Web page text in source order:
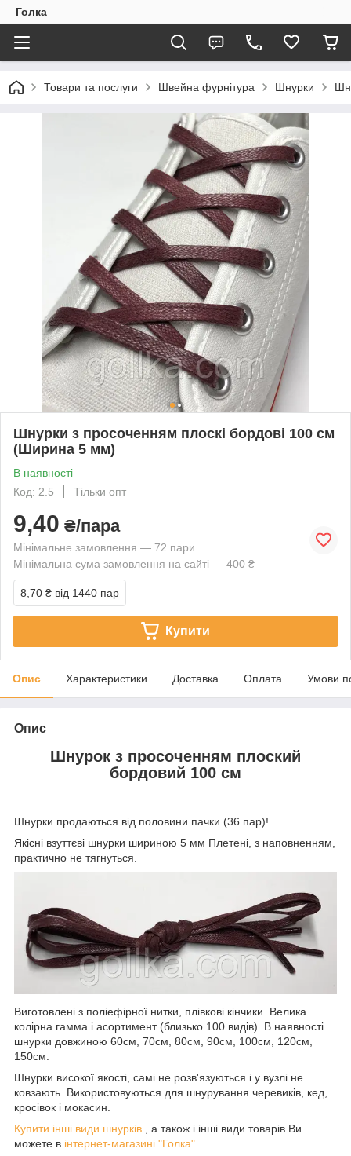
Голка
Товари та послуги Швейна фурнітура Шнурки
Шнурки з просоченням плоскі бордові 100 см
(Ширина 5 мм)
В наявності
Код: 2.5
Тільки опт
9,40 ₴/пара
Мінімальне замовлення — 72 пари
Мінімальна сума замовлення на сайті — 400 ₴
8,70 ₴ від 1440 пар
Купити
Опис Характеристики Доставка Оплата Умови
Опис
Шнурок з просоченням плоский
бордовий 100 см
Шнурки продаються від половини пачки (36 пар)!
Якісні взуттєві шнурки шириною 5 мм Плетені, з наповненням,
практично не тягнуться.
Виготовлені з поліефірної нитки, плівкові кінчики. Велика
колірна гамма і асортимент (близько 100 видів). В наявності
шнурки довжиною 60см, 70см, 80см, 90см, 100см, 120см,
150см.
Шнурки високої якості, самі не розв'язуються і у вузлі не
ковзають. Використовуються для шнурування черевиків, кед,
кросівок і мокасин.
Купити інші види шнурків , а також і інші види товарів Ви
можете в інтернет-магазині "Голка"